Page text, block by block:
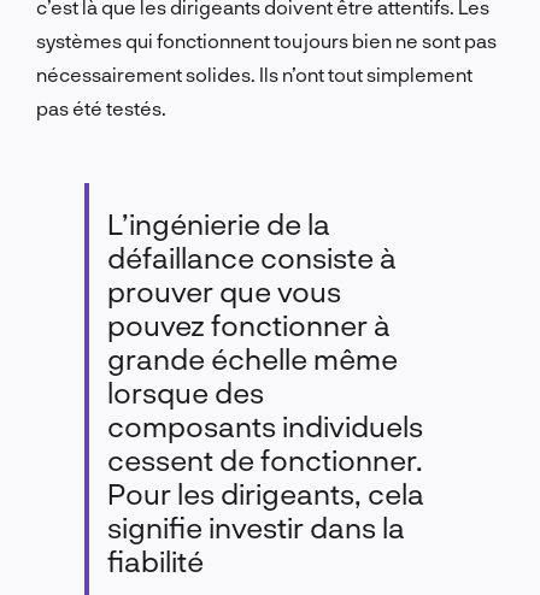
c’est là que les dirigeants doivent être attentifs. Les
systèmes qui fonctionnent toujours bien ne sont pas
nécessairement solides. Ils n’ont tout simplement
pas été testés.
L’ingénierie de la
défaillance consiste à
prouver que vous
pouvez fonctionner à
grande échelle même
lorsque des
composants individuels
cessent de fonctionner.
Pour les dirigeants, cela
signifie investir dans la
fiabilité